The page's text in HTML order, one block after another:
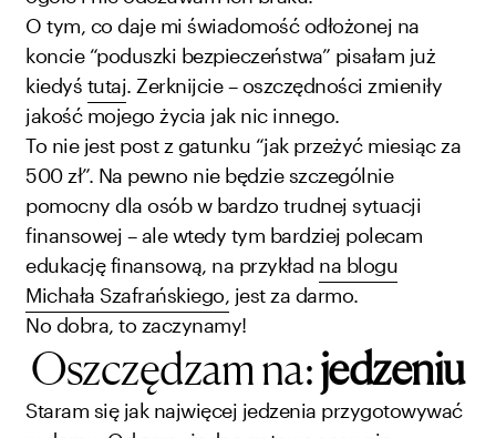
O tym, co daje mi świadomość odłożonej na
koncie “poduszki bezpieczeństwa” pisałam już
kiedyś tutaj. Zerknijcie – oszczędności zmieniły
jakość mojego życia jak nic innego.
To nie jest post z gatunku “jak przeżyć miesiąc za
500 zł”. Na pewno nie będzie szczególnie
pomocny dla osób w bardzo trudnej sytuacji
finansowej – ale wtedy tym bardziej polecam
edukację finansową, na przykład na blogu
Michała Szafrańskiego, jest za darmo.
No dobra, to zaczynamy!
Oszczędzam na:jedzeniu
Staram się jak najwięcej jedzenia przygotowywać